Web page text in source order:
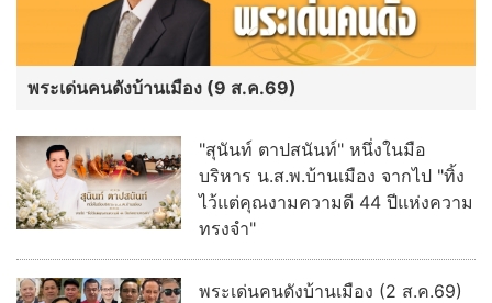
พระเด่นคนดังบ้านเมือง (9 ส.ค.69)
"สุนันท์ ตาปสนันท์" หนึ่งในมือ
บริหาร น.ส.พ.บ้านเมือง จากไป "ทิ้ง
ไว้แต่คุณงามความดี 44 ปีแห่งความ
ทรงจำ"
พระเด่นคนดังบ้านเมือง (2 ส.ค.69)